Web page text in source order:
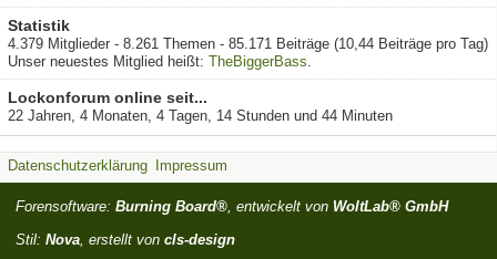
Statistik
4.379 Mitglieder - 8.261 Themen - 85.171 Beiträge (10,44 Beiträge pro Tag)
Unser neuestes Mitglied heißt: TheBiggerBass
Lockonforum online seit...
22 Jahren, 4 Monaten, 4 Tagen, 14 Stunden und 44 Minuten
Datenschutzerklärung Impressum
Forensoftware: Burning Board®, entwickelt von WoltLab® GmbH
Stil: Nova, erstellt von cls-design